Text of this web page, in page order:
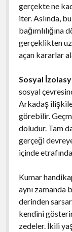
gerçekte ne
iter. Aslında,
bağımlılığına
gerçeklikten
açan kararlar
Sosyal
sosyal
Arkadaş
görebilir.
doludur. Tam
gerçeği
içinde
Kumar
aynı zamanda
derinden
kendini
zedeler. İkili